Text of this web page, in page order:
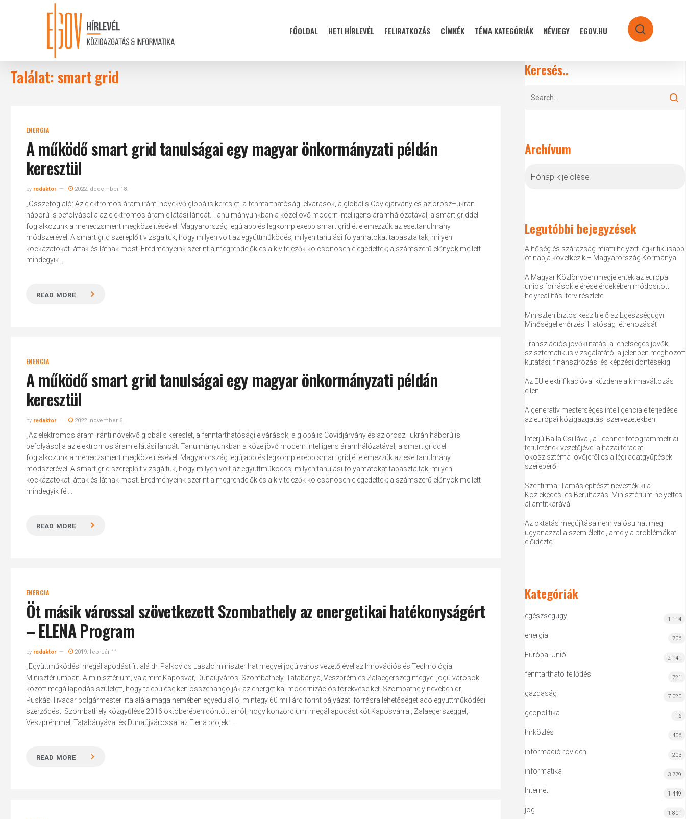
Hit enter to search or ESC to close
FŐOLDAL HETI HÍRLEVÉL FELIRATKOZÁS CÍMKÉK TÉMA KATEGÓRIÁK NÉVJEGY EGOV.HU search
Találat: smart grid
ENERGIA
A működő smart grid tanulságai egy magyar önkormányzati példán
keresztül
by redaktor 2022. december 18.
„Összefoglaló: Az elektromos áram iránti növekvő globális kereslet, a fenntarthatósági elvárások, a globális Covidjárvány és az orosz–ukrán
háború is befolyásolja az elektromos áram ellátási láncát. Tanulmányunkban a közeljövő modern intelligens áramhálózatával, a smart griddel
foglalkozunk a menedzsment megközelítésével. Magyarország legújabb és legkomplexebb smart gridjét elemezzük az esettanulmány
módszerével. A smart grid szereplőit vizsgáltuk, hogy milyen volt az együttműködés, milyen tanulási folyamatokat tapasztaltak, milyen
kockázatokat láttak és látnak most. Eredményeink szerint a megrendelők és a kivitelezők kölcsönösen elégedettek; a számszerű előnyök mellett
mindegyik...
READ MORE
ENERGIA
A működő smart grid tanulságai egy magyar önkormányzati példán
keresztül
by redaktor 2022. november 6.
„Az elektromos áram iránti növekvő globális kereslet, a fenntarthatósági elvárások, a globális Covidjárvány és az orosz–ukrán háború is
befolyásolja az elektromos áram ellátási láncát. Tanulmányunkban a közeljövő modern intelligens áramhálózatával, a smart griddel
foglalkozunk a menedzsment megközelítésével. Magyarország legújabb és legkomplexebb smart gridjét elemezzük az esettanulmány
módszerével. A smart grid szereplőit vizsgáltuk, hogy milyen volt az együttműködés, milyen tanulási folyamatokat tapasztaltak, milyen
kockázatokat láttak és látnak most. Eredményeink szerint a megrendelők és a kivitelezők kölcsönösen elégedettek; a számszerű előnyök mellett
mindegyik fél...
READ MORE
ENERGIA
Öt másik várossal szövetkezett Szombathely az energetikai hatékonyságért
– ELENA Program
by redaktor 2019. február 11.
„Együttműködési megállapodást írt alá dr. Palkovics László miniszter hat megyei jogú város vezetőjével az Innovációs és Technológiai
Minisztériumban. A minisztérium, valamint Kaposvár, Dunaújváros, Szombathely, Tatabánya, Veszprém és Zalaegerszeg megyei jogú városok
között megállapodás született, hogy településeiken összehangolják az energetikai modernizációs törekvéseiket. Szombathely nevében dr.
Puskás Tivadar polgármester írta alá a maga nemében egyedülálló, mintegy 60 milliárd forint pályázati forrásra lehetőséget adó együttműködési
szerződést. Szombathely közgyűlése 2016 októberében döntött arról, hogy konzorciumi megállapodást köt Kaposvárral, Zalaegerszeggel,
Veszprémmel, Tatabányával és Dunaújvárossal az Elena projekt...
READ MORE
Keresés..
Archívum
Legutóbbi bejegyzések
A hőség és szárazság miatti helyzet legkritikusabb
öt napja következik – Magyarország Kormánya
A Magyar Közlönyben megjelentek az európai
uniós források elérése érdekében módosított
helyreállítási terv részletei
Miniszteri biztos készíti elő az Egészségügyi
Minőségellenőrzési Hatóság létrehozását
Transzlációs jövőkutatás: a lehetséges jövők
szisztematikus vizsgálatától a jelenben meghozott
kutatási, finanszírozási és képzési döntésekig
Az EU elektrifikációval küzdene a klímaváltozás
ellen
A generatív mesterséges intelligencia elterjedése
az európai közigazgatási szervezetekben
Interjú Balla Csillával, a Lechner fotogrammetriai
területének vezetőjével a hazai téradat-
ökoszisztéma jövőjéről és a légi adatgyűjtések
szerepéről
Szentirmai Tamás építészt nevezték ki a
Közlekedési és Beruházási Minisztérium helyettes
államtitkárává
Az oktatás megújítása nem valósulhat meg
ugyanazzal a szemlélettel, amely a problémákat
előidézte
Kategóriák
egészségügy 1 114
energia 706
Európai Unió 2 141
fenntartható fejlődés 721
gazdaság 7 020
geopolitika 16
hírközlés 406
információ röviden 203
informatika 3 779
Internet 1 449
jog 1 801